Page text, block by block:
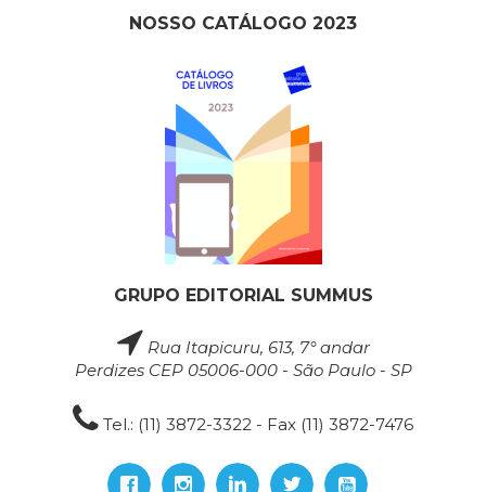
NOSSO CATÁLOGO 2023
GRUPO EDITORIAL SUMMUS
Rua Itapicuru, 613, 7° andar
Perdizes CEP 05006-000 - São Paulo - SP
Tel.: (11) 3872-3322 - Fax (11) 3872-7476